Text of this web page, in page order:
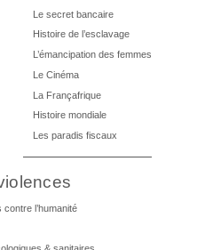
Le secret bancaire
Histoire de l’esclavage
L’émancipation des femmes
Le Cinéma
La Françafrique
Histoire mondiale
Les paradis fiscaux
l’humanité